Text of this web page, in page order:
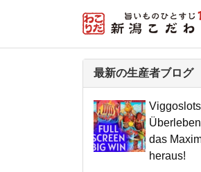
最新の生産者ブログ
das
heraus!